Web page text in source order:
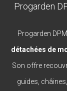
Progarden
Progarden
détachées de
Son offre
guides,